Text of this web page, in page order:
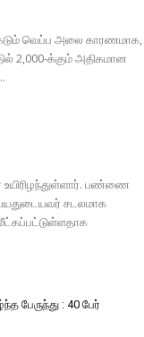
வெப்ப அலை காரணமாக,
2,000-க்கும் அதிகமான
உயிரிழந்துள்ளார். பண்ணை
சடலமாக
பேருந்து : 40 பேர்